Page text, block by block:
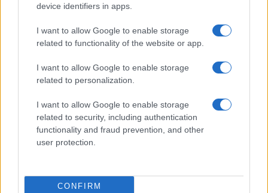
device identifiers in apps.
I want to allow Google to enable storage
related to functionality of the website or app.
I want to allow Google to enable storage
related to personalization.
I want to allow Google to enable storage
related to security, including authentication
functionality and fraud prevention, and other
user protection.
CONFIRM
Nyugati GSM
Apple iPhone 16 Pro Max